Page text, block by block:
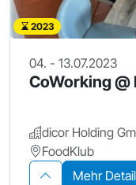
2023
04. - 13.07.2023
CoWorking @
dicor Holding
FoodKlub
Mehr